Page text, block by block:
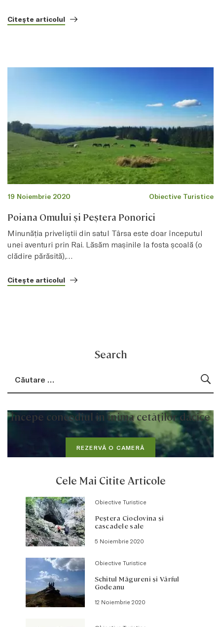
Citește articolul
19 Noiembrie 2020 Obiective Turistice
Poiana Omului şi Peştera Ponorici
Minunăţia priveliştii din satul Târsa este doar începutul
unei aventuri prin Rai. Lăsăm maşinile la fosta şcoală (o
clădire părăsită),…
Citește articolul
Search
Search for:
Începe concediul în inima cetăților dacice
REZERVĂ O CAMERĂ
Cele Mai Citite Articole
Obiective Turistice
Peştera Cioclovina şi
cascadele sale
5 Noiembrie 2020
Obiective Turistice
Schitul Măgureni şi Vârful
Godeanu
12 Noiembrie 2020